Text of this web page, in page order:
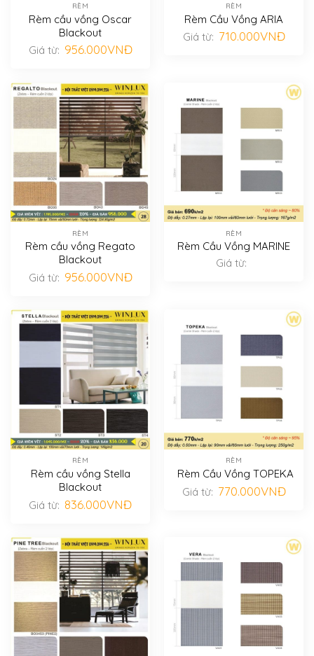
RÈM
Rèm cầu vồng Oscar
Blackout
Giá từ: 956.000VNĐ
RÈM
Rèm Cầu Vồng ARIA
Giá từ: 710.000VNĐ
RÈM
Rèm cầu vồng Regato
Blackout
Giá từ: 956.000VNĐ
RÈM
Rèm Cầu Vồng MARINE
Giá từ:
RÈM
Rèm cầu vồng Stella
Blackout
Giá từ: 836.000VNĐ
RÈM
Rèm Cầu Vồng TOPEKA
Giá từ: 770.000VNĐ